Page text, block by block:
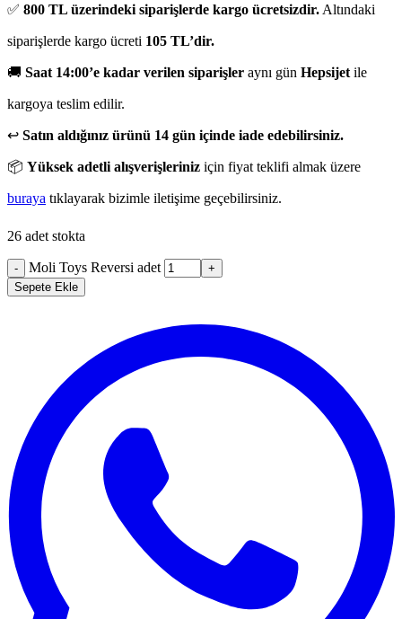
✅ 800 TL üzerindeki siparişlerde kargo ücretsizdir. Altındaki
siparişlerde kargo ücreti 105 TL’dir.
🚚 Saat 14:00’e kadar verilen siparişler aynı gün Hepsijet ile
kargoya teslim edilir.
↩️ Satın aldığınız ürünü 14 gün içinde iade edebilirsiniz.
📦 Yüksek adetli alışverişleriniz için fiyat teklifi almak üzere
buraya tıklayarak bizimle iletişime geçebilirsiniz.
26 adet stokta
- Moli Toys Reversi adet
+
Sepete Ekle